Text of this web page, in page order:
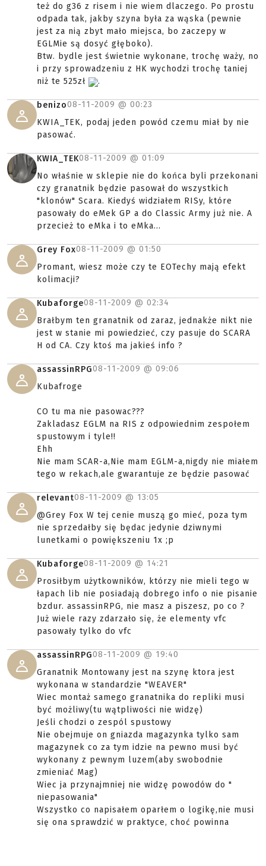
też do g36 z risem i nie wiem dlaczego. Po prostu
odpada tak, jakby szyna była za wąska (pewnie
jest za nią zbyt mało miejsca, bo zaczepy w
EGLMie są dosyć głęboko).
Btw. bydle jest świetnie wykonane, trochę waży, no
i przy sprowadzeniu z HK wychodzi trochę taniej
niż te 525zł
.
benizo08-11-2009 @ 00:23
KWIA_TEK, podaj jeden powód czemu miał by nie
pasować.
KWIA_TEK08-11-2009 @ 01:09
No właśnie w sklepie nie do końca byli przekonani
czy granatnik będzie pasował do wszystkich
"klonów" Scara. Kiedyś widziałem RISy, które
pasowały do eMek GP a do Classic Army już nie. A
przecież to eMka i to eMka...
Grey Fox08-11-2009 @ 01:50
Promant, wiesz może czy te EOTechy mają efekt
kolimacji?
Kubaforge08-11-2009 @ 02:34
Brałbym ten granatnik od zaraz, jednakże nikt nie
jest w stanie mi powiedzieć, czy pasuje do SCARA
H od CA. Czy ktoś ma jakieś info ?
assassinRPG08-11-2009 @ 09:06
Kubafroge
CO tu ma nie pasowac???
Zakladasz EGLM na RIS z odpowiednim zespołem
spustowym i tyle!!
Ehh
Nie mam SCAR-a,Nie mam EGLM-a,nigdy nie miałem
tego w rekach,ale gwarantuje ze będzie pasować
relevant08-11-2009 @ 13:05
@Grey Fox W tej cenie muszą go mieć, poza tym
nie sprzedałby się będac jedynie dziwnymi
lunetkami o powiększeniu 1x ;p
Kubaforge08-11-2009 @ 14:21
Prosiłbym użytkowników, którzy nie mieli tego w
łapach lib nie posiadają dobrego info o nie pisanie
bzdur. assassinRPG, nie masz a piszesz, po co ?
Już wiele razy zdarzało się, że elementy vfc
pasowały tylko do vfc
assassinRPG08-11-2009 @ 19:40
Granatnik Montowany jest na szynę ktora jest
wykonana w standardzie "WEAVER"
Wiec montaż samego granatnika do repliki musi
być możliwy(tu wątpliwości nie widzę)
Jeśli chodzi o zespól spustowy
Nie obejmuje on gniazda magazynka tylko sam
magazynek co za tym idzie na pewno musi być
wykonany z pewnym luzem(aby swobodnie
zmieniać Mag)
Wiec ja przynajmniej nie widzę powodów do "
niepasowania"
Wszystko co napisałem oparłem o logikę,nie musi
się ona sprawdzić w praktyce, choć powinna